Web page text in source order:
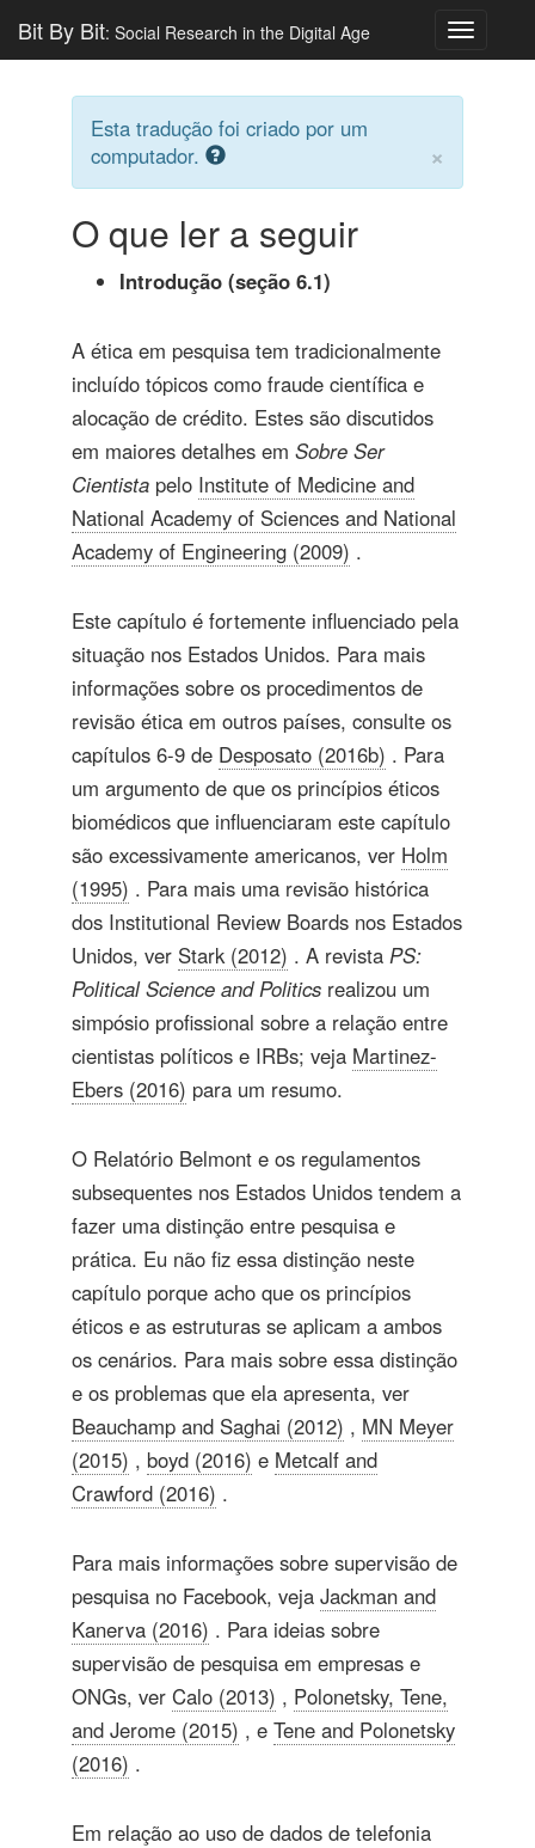
Toggle
Bit By Bit: Social Research in the Digital Age
Esta tradução foi criado por um
computador.
×
O que ler a seguir
Introdução (seção 6.1)
A ética em pesquisa tem tradicionalmente
incluído tópicos como fraude científica e
alocação de crédito. Estes são discutidos
em maiores detalhes em Sobre Ser
Cientista pelo Institute of Medicine and
National Academy of Sciences and National
Academy of Engineering (2009) .
Este capítulo é fortemente influenciado pela
situação nos Estados Unidos. Para mais
informações sobre os procedimentos de
revisão ética em outros países, consulte os
capítulos 6-9 de Desposato (2016b) . Para
um argumento de que os princípios éticos
biomédicos que influenciaram este capítulo
são excessivamente americanos, ver Holm
(1995) . Para mais uma revisão histórica
dos Institutional Review Boards nos Estados
Unidos, ver Stark (2012) . A revista PS:
Political Science and Politics realizou um
simpósio profissional sobre a relação entre
cientistas políticos e IRBs; veja Martinez-
Ebers (2016) para um resumo.
O Relatório Belmont e os regulamentos
subsequentes nos Estados Unidos tendem a
fazer uma distinção entre pesquisa e
prática. Eu não fiz essa distinção neste
capítulo porque acho que os princípios
éticos e as estruturas se aplicam a ambos
os cenários. Para mais sobre essa distinção
e os problemas que ela apresenta, ver
Beauchamp and Saghai (2012) , MN Meyer
(2015) , boyd (2016) e Metcalf and
Crawford (2016) .
Para mais informações sobre supervisão de
pesquisa no Facebook, veja Jackman and
Kanerva (2016) . Para ideias sobre
supervisão de pesquisa em empresas e
ONGs, ver Calo (2013) , Polonetsky, Tene,
and Jerome (2015) , e Tene and Polonetsky
(2016) .
Em relação ao uso de dados de telefonia